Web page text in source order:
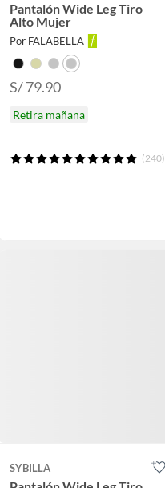
Pantalón Wide Leg Tiro
Alto Mujer
Por FALABELLA
S/ 79.90
Retira mañana
(240)
SYBILLA